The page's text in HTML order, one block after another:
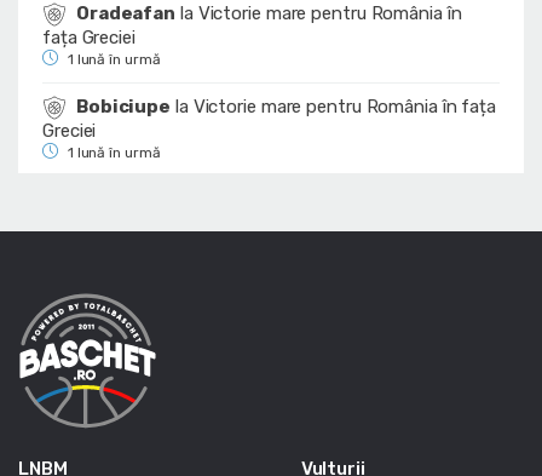
Oradeafan la Victorie mare pentru România în
fața Greciei
1 lună în urmă
Bobiciupe la Victorie mare pentru România în fața
Greciei
1 lună în urmă
LNBM Vulturii